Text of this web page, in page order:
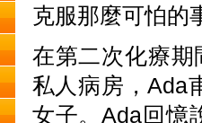
克服那麼可怕的
在第二次化療
私人病房，Ada
女子。Ada回憶